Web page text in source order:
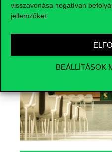
visszavonása negatívan
jellemzőket.
BEÁLLÍTÁSOK